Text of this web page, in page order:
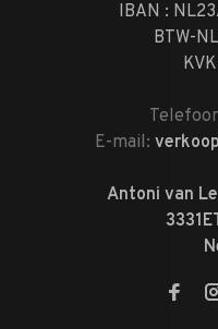
IBAN :
BTW-
E-mail:
Antoni van